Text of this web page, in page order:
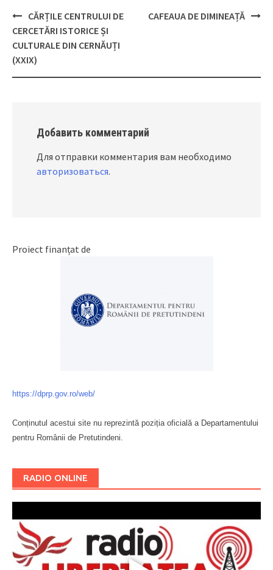
Post
navigation
CĂRȚILE CENTRULUI DE
CERCETĂRI ISTORICE ȘI
CULTURALE DIN CERNĂUȚI
(XXIX)
CAFEAUA DE DIMINEAȚĂ
Добавить комментарий
Для отправки комментария вам необходимо
авторизоваться.
Proiect finanțat de
https://dprp.gov.ro/web/
Conținutul acestui site nu reprezintă poziția oficială a Departamentului
pentru Românii de Pretutindeni.
RADIO ONLINE